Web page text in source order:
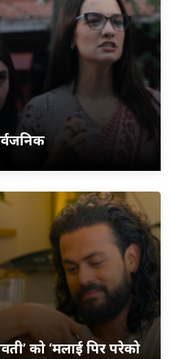
को ‘मलाई पिर परेको